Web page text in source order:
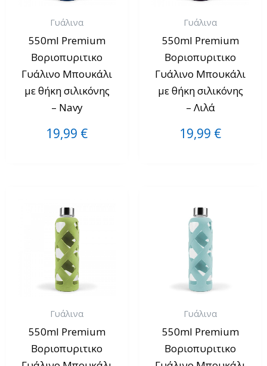
Γυάλινα
550ml Premium
Βοριοπυριτικο
Γυάλινο Μπουκάλι
με θήκη σιλικόνης
– Navy
19,99 €
Γυάλινα
550ml Premium
Βοριοπυριτικο
Γυάλινο Μπουκάλι
με θήκη σιλικόνης
– Λιλά
19,99 €
Γυάλινα
550ml Premium
Βοριοπυριτικο
Γυάλινα
550ml Premium
Βοριοπυριτικο